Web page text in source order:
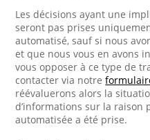
Les décisions ayant une
seront pas prises
automatisé, sauf si nous
et que nous vous en avons
vous opposer à ce type de
contacter via notre
réévaluerons alors la
d’informations sur la
automatisée a été prise.